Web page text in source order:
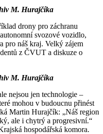
M. Hurajčíka
drony pro záchranu
svozové vozidlo,
pro náš kraj. Velký zájem
z ČVUT a diskuze o
M. Hurajčíka
nejsou jen technologie –
mohou v budoucnu přinést
Martin Hurajčík: „Náš region
ale i chytrý a progresivní.“
hospodářská komora.